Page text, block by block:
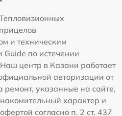
прицелов
и техническим
по истечении
центр в Казани работает
авторизации от
указанные на сайте,
характер и
согласно п. 2 ст. 437